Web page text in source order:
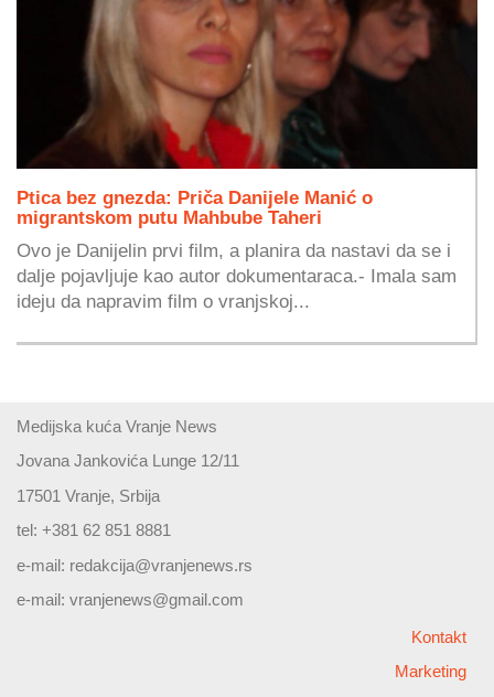
Ptica bez gnezda: Priča Danijele Manić o
migrantskom putu Mahbube Taheri
Ovo je Danijelin prvi film, a planira da nastavi da se i
dalje pojavljuje kao autor dokumentaraca.- Imala sam
ideju da napravim film o vranjskoj...
Medijska kuća Vranje News
Jovana Jankovića Lunge 12/11
17501 Vranje, Srbija
tel: +381 62 851 8881
e-mail: redakcija@vranjenews.rs
e-mail: vranjenews@gmail.com
Kontakt
Marketing